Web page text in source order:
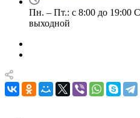
Пн. – Пт.: с 8:00 до 19:00
выходной